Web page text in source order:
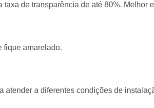
taxa de transparência de até 80%. Melhor
fique amarelado.
atender a diferentes condições de